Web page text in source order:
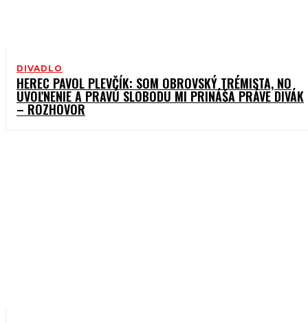
DIVADLO
HEREC PAVOL PLEVČÍK: SOM OBROVSKÝ TRÉMISTA, NO
UVOĽNENIE A PRAVÚ SLOBODU MI PRINÁŠA PRÁVE DIVÁK
– ROZHOVOR